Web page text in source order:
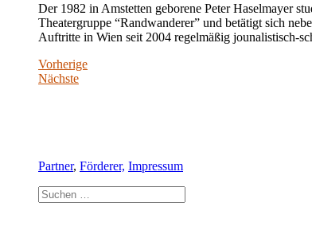
Der 1982 in Amstetten geborene Peter Haselmayer
Theatergruppe “Randwanderer” und betätigt sich
Auftritte in Wien seit 2004 regelmäßig jounalistisch-
Vorherige
Nächste
Partner, Förderer, Impressum